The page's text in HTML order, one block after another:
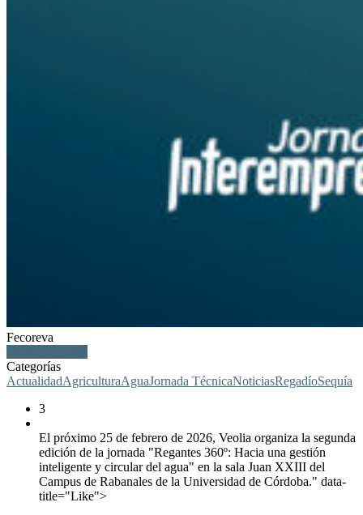
Fecoreva
Categorías
ActualidadAgriculturaAguaJornada TécnicaNoticiasRegadíoSequía
3
El próximo 25 de febrero de 2026, Veolia organiza la segunda
edición de la jornada "Regantes 360º: Hacia una gestión
inteligente y circular del agua" en la sala Juan XXIII del
Campus de Rabanales de la Universidad de Córdoba." data-
title="Like">